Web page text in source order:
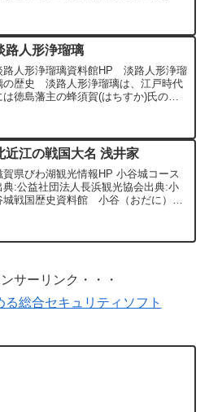
の花弁が開いたあとは一茎に2〜12の
群が見られ、花び...
路人形浄瑠璃
路人形浄瑠璃資料館HP 淡路人形浄瑠
の歴史 淡路人形浄瑠璃は、江戸時代
は徳島藩主の蜂須賀(はちすか)氏の保
ろには淡路島に40 以上の人形座があり
した。 しか...
近江の戦国大名 浅井家
賀県びわ湖観光情報HP 小谷城コース
典:公益社団法人長浜観光協会出典:小
城戦国歴史資料館 小谷（おだに）城
ていました。築城は大永５年（１５２
サーリンク・・・
総合セキュリティソフト